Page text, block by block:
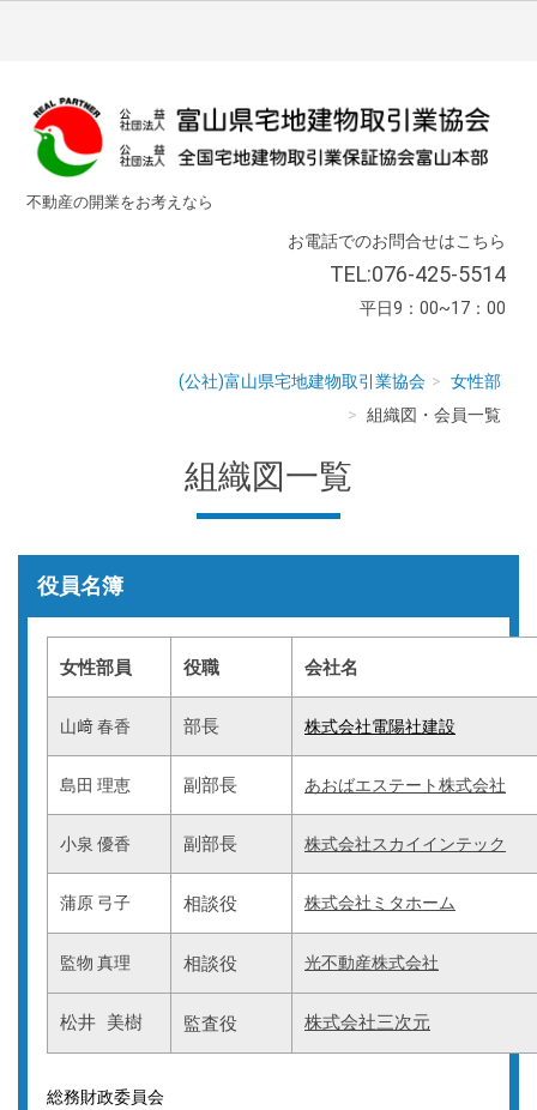
不動産の開業をお考えなら
お電話でのお問合せはこちら
TEL:076-425-5514
平日9：00~17：00
(公社)富山県宅地建物取引業協会
女性部
組織図・会員一覧
組織図一覧
役員名簿
女性部員 役職 会社名
山﨑 春香 部長 株式会社電陽社建設
島田 理恵 副部長 あおばエステート株式会社
小泉 優香 副部長 株式会社スカイインテック
蒲原 弓子 相談役 株式会社ミタホーム
監物 真理 相談役 光不動産株式会社
松井 美樹 監査役 株式会社三次元
総務財政委員会